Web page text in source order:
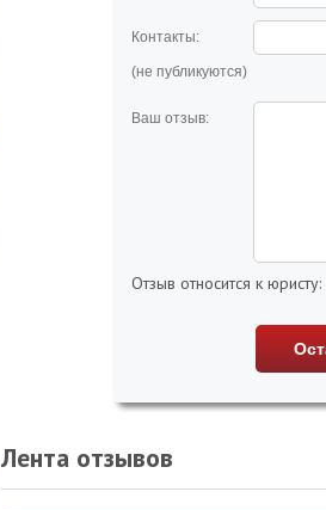
Контакты:
(не публикуются)
Ваш отзыв:
Отзыв относится к юристу:
Лента отзывов